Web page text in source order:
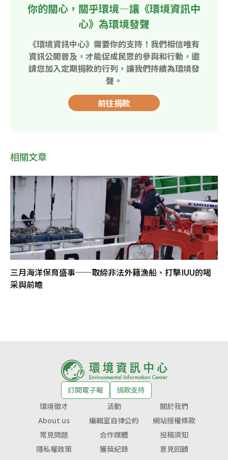
你的關心，關乎環境—讓《環境資訊中
心》為環境發聲
《環境資訊中心》需要你的支持！我們相信唯有
資訊公開普及，才能促成民眾的參與和行動，邀
請您加入定期捐款的行列，讓我們持續為環境發
聲。
前往捐款
相關文章
三月海洋保育盛事──取締非法外籍漁船、打擊IUU的喝
采與前瞻
訂閱電子報
捐款支持
環境徵才
活動
關於我們
About us
編輯室自律公約
網站授權條款
常見問題
合作媒體
投稿須知
隱私權政策
獲獎紀錄 意見回饋